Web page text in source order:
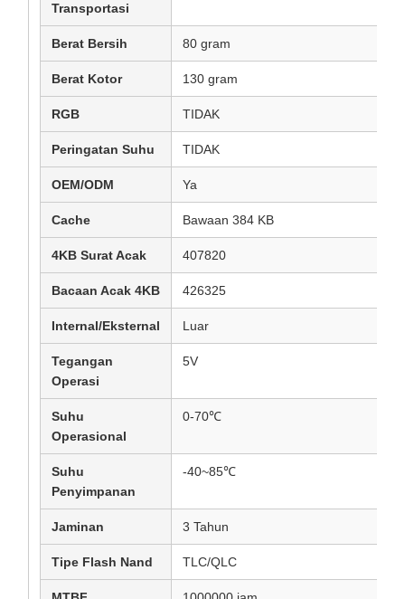
Transportasi
Berat Bersih 80 gram
Berat Kotor 130 gram
RGB TIDAK
Peringatan Suhu TIDAK
OEM/ODM Ya
Cache Bawaan 384 KB
4KB Surat Acak 407820
Bacaan Acak 4KB 426325
Internal/Eksternal Luar
Tegangan
Operasi
5V
Suhu
Operasional
0-70℃
Suhu
Penyimpanan
-40~85℃
Jaminan 3 Tahun
Tipe Flash Nand TLC/QLC